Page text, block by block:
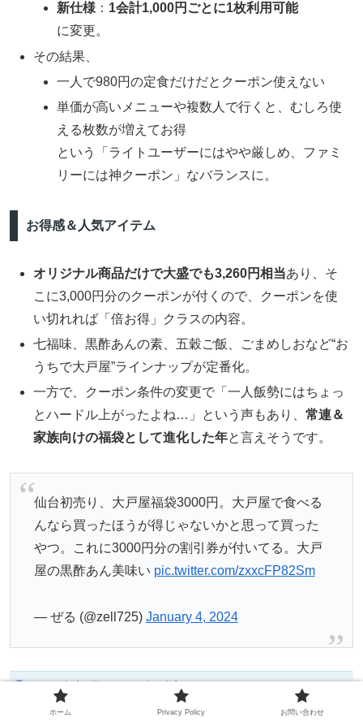
新仕様 ： 1会計1,000円ごとに1枚利用可能
に変更。
その結果、
一人で980円の定食だけだとクーポン使えない
単価が高いメニューや複数人で行くと、むしろ使
える枚数が増えてお得
という「ライトユーザーにはやや厳しめ、ファミ
リーには神クーポン」なバランスに。
お得感＆人気アイテム
オリジナル商品だけで大盛でも3,260円相当あり、そ
こに3,000円分のクーポンが付くので、クーポンを使
い切れれば「倍お得」クラスの内容。
七福味、黒酢あんの素、五穀ご飯、ごまめしおなど“お
うちで大戸屋”ラインナップが定番化。
一方で、クーポン条件の変更で「一人飯勢にはちょっ
とハードル上がったよね…」という声もあり、常連＆
家族向けの福袋として進化した年と言えそうです。
仙台初売り、大戸屋福袋3000円。大戸屋で食べる
んなら買ったほうが得じゃないかと思って買った
やつ。これに3000円分の割引券が付いてる。大戸
屋の黒酢あん美味い pic.twitter.com/zxxcFP82Sm
— ぜる (@zell725) January 4, 2024
2023年福袋（2022年販売）
ホーム Privacy Policy お問い合わせ